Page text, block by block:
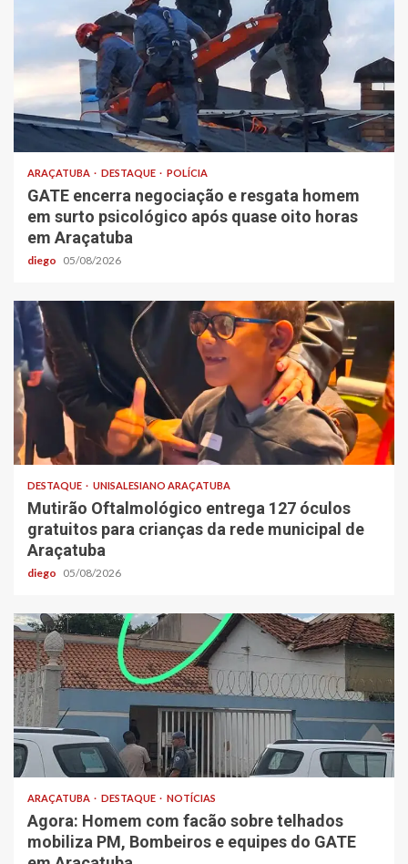
ARAÇATUBA DESTAQUE POLÍCIA
GATE encerra negociação e resgata homem
em surto psicológico após quase oito horas
em Araçatuba
diego 05/08/2026
DESTAQUE UNISALESIANO ARAÇATUBA
Mutirão Oftalmológico entrega 127 óculos
gratuitos para crianças da rede municipal de
Araçatuba
diego 05/08/2026
ARAÇATUBA DESTAQUE NOTÍCIAS
Agora: Homem com facão sobre telhados
mobiliza PM, Bombeiros e equipes do GATE